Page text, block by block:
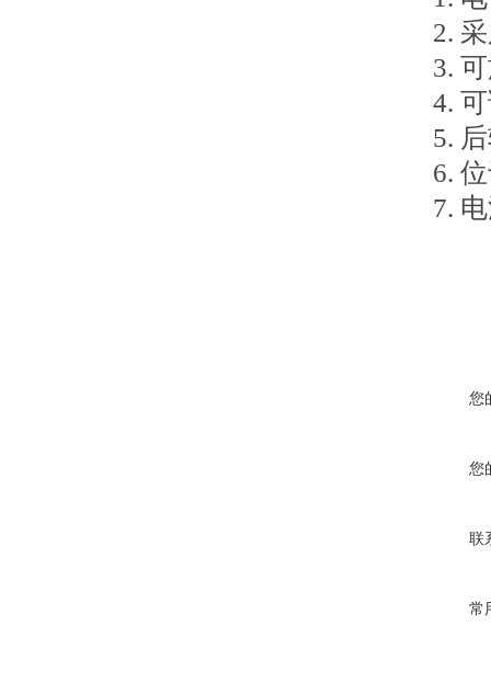
2.
3.
4.
5.
6.
7.
您
您
联
常